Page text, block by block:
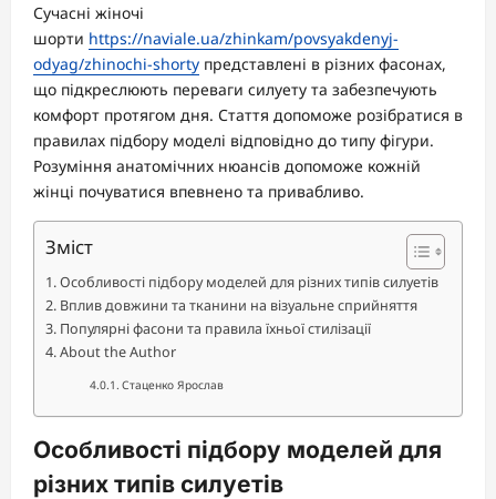
Сучасні жіночі
шорти https://naviale.ua/zhinkam/povsyakdenyj-
odyag/zhinochi-shorty представлені в різних фасонах,
що підкреслюють переваги силуету та забезпечують
комфорт протягом дня. Стаття допоможе розібратися в
правилах підбору моделі відповідно до типу фігури.
Розуміння анатомічних нюансів допоможе кожній
жінці почуватися впевнено та привабливо.
Зміст
Особливості підбору моделей для різних типів силуетів
Вплив довжини та тканини на візуальне сприйняття
Популярні фасони та правила їхньої стилізації
About the Author
Стаценко Ярослав
Особливості підбору моделей для
різних типів силуетів